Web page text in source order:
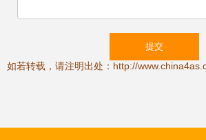
如若转载，请注明出处：http://